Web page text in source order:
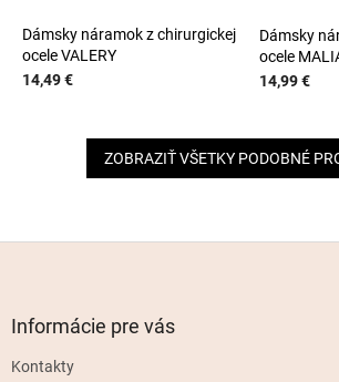
Dámsky náramok z chirurgickej
ocele VALERY
14,49 €
Dámsky
ocele
14,99 €
ZOBRAZIŤ VŠETKY PODOBNÉ
Informácie pre vás
Kontakty